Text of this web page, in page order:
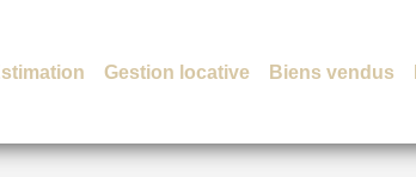
Gestion locative Biens vendus